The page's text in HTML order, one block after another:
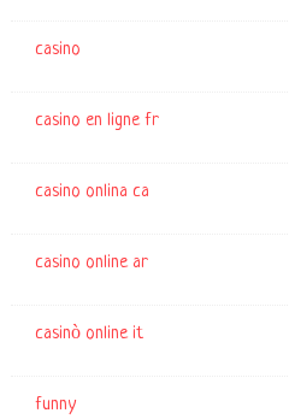
casino
casino en ligne fr
casino onlina ca
casino online ar
casinò online it
funny